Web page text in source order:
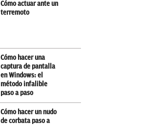
Cómo actuar ante un
terremoto
Cómo hacer una
captura de pantalla
en Windows: el
método infalible
paso a paso
Cómo hacer un nudo
de corbata paso a